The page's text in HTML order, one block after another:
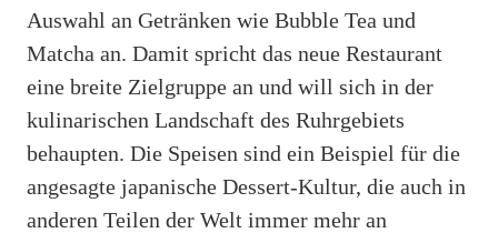
Auswahl an Getränken wie Bubble Tea und
Matcha an. Damit spricht das neue Restaurant
eine breite Zielgruppe an und will sich in der
kulinarischen Landschaft des Ruhrgebiets
behaupten. Die Speisen sind ein Beispiel für die
angesagte japanische Dessert-Kultur, die auch in
anderen Teilen der Welt immer mehr an